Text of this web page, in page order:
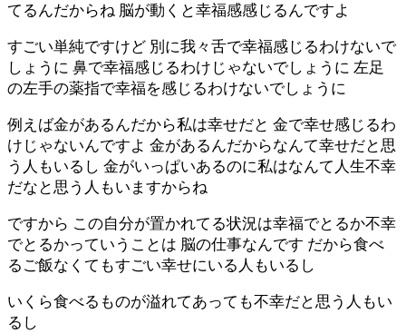
てるんだからね 脳が動くと幸福感感じるんですよ
すごい単純ですけど 別に我々舌で幸福感じるわけないで
しょうに 鼻で幸福感じるわけじゃないでしょうに 左足
の左手の薬指で幸福を感じるわけないでしょうに
例えば金があるんだから私は幸せだと 金で幸せ感じるわ
けじゃないんですよ 金があるんだからなんて幸せだと思
う人もいるし 金がいっぱいあるのに私はなんて人生不幸
だなと思う人もいますからね
ですから この自分が置かれてる状況は幸福でとるか不幸
でとるかっていうことは 脳の仕事なんです だから食べ
るご飯なくてもすごい幸せにいる人もいるし
いくら食べるものが溢れてあっても不幸だと思う人もい
るし